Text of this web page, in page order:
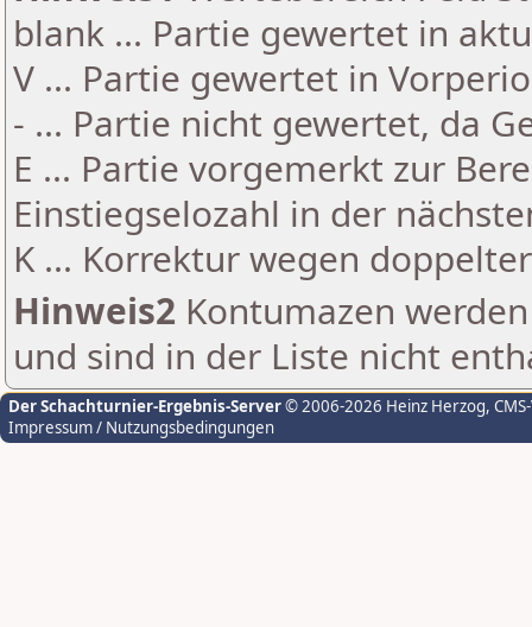
blank ... Partie gewertet in
V ... Partie gewertet in
- ... Partie nicht gewertet, da
E ... Partie vorgemerkt zur
Einstiegselozahl in der
K ... Korrektur wegen
Hinweis2 Kontumazen
und sind in der Liste nicht
Der Schachturnier-Ergebnis-Server© 2006-2026 Heinz Herzog,
Impressum / Nutzungsbedingungen